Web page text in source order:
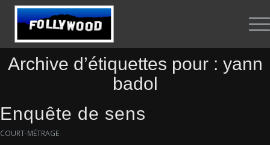
Archive d’étiquettes pour : yann
badol
Enquête de sens
COURT-MÉTRAGE